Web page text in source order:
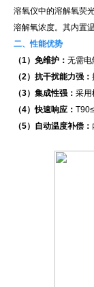
溶氧仪中的溶解氧荧
溶解氧浓度。其内置
二、性能优势
（1）免维护： 无需电
（2）抗干扰能力强：
（3）集成性强： 采用
（4）快速响应：
（5）自动温度补偿：